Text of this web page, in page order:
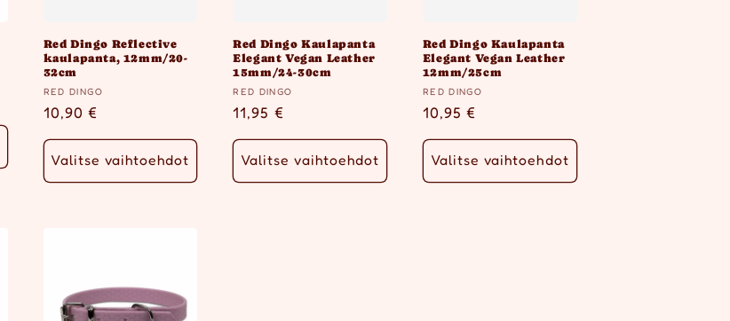
Red Dingo Reflective
kaulapanta, 12mm/20-
32cm
Myyjä:
RED DINGO
Normaalihinta
10,90 €
Valitse vaihtoehdot
Red Dingo Kaulapanta
Elegant Vegan Leather
15mm/24-30cm
Myyjä:
RED DINGO
Normaalihinta
11,95 €
Valitse vaihtoehdot
Red Dingo Kaulapanta
Elegant Vegan Leather
12mm/25cm
Myyjä:
RED DINGO
Normaalihinta
10,95 €
Valitse vaihtoehdot